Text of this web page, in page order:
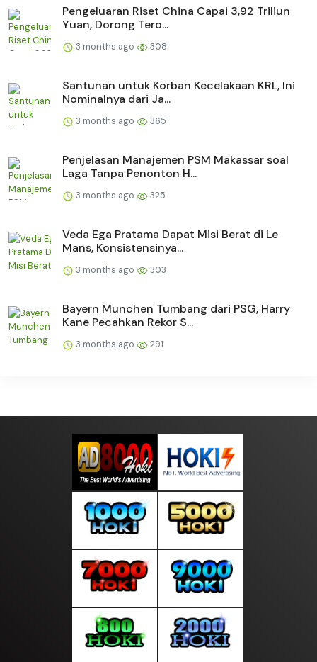
Pengeluaran Riset China Capai 3,92 Triliun
Yuan, Dorong Tero...
3 months ago 308
Santunan untuk Korban Kecelakaan KRL, Ini
Nominalnya dari Ja...
3 months ago 365
Penjelasan Manajemen PSM Makassar soal
Laga Tanpa Penonton H...
3 months ago 325
Veda Ega Pratama Dapat Misi Berat di Le
Mans, Konsistensinya...
3 months ago 303
Bayern Munchen Tumbang dari PSG, Harry
Kane Pecahkan Rekor S...
3 months ago 291